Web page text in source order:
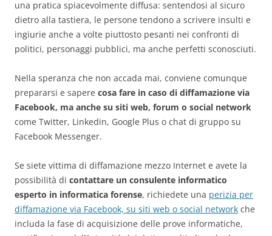
una pratica spiacevolmente diffusa: sentendosi al sicuro
dietro alla tastiera, le persone tendono a scrivere insulti e
ingiurie anche a volte piuttosto pesanti nei confronti di
politici, personaggi pubblici, ma anche perfetti sconosciuti.
Nella speranza che non accada mai, conviene comunque
prepararsi e sapere cosa fare in caso di diffamazione via
Facebook, ma anche su siti web, forum o social network
come Twitter, Linkedin, Google Plus o chat di gruppo su
Facebook Messenger.
Se siete vittima di diffamazione mezzo Internet e avete la
possibilità di contattare un consulente informatico
esperto in informatica forense, richiedete una perizia per
diffamazione via Facebook, su siti web o social network che
includa la fase di acquisizione delle prove informatiche,